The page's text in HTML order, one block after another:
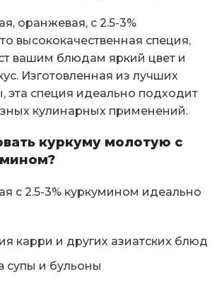
оранжевая, с 2.5-3%
высококачественная специя,
вашим блюдам яркий цвет и
Изготовленная из лучших
эта специя идеально подходит
кулинарных применений.
куркуму молотую с
с 2.5-3% куркумином идеально
карри и других азиатских блюд
супы и бульоны